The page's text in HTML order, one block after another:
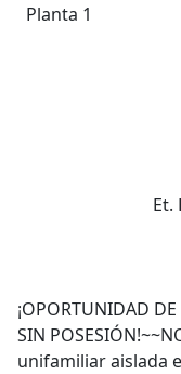
Planta 1
Et.
¡OPORTUNIDAD
SIN
unifamiliar aislada